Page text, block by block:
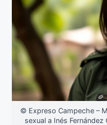
© Expreso Campeche –
sexual a Inés Fernández